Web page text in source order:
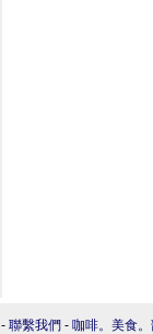
- 聯繫我們 - 咖啡。美食